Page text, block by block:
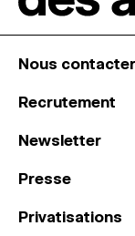
Nous contacter
Recrutement
Newsletter
Presse
Privatisations